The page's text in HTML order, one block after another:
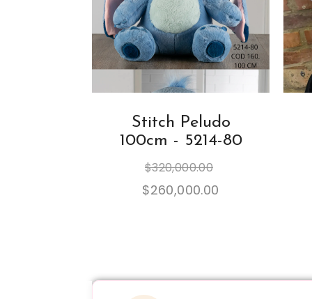
Stitch Peludo
100cm - 5214-80
$320,000.00
$260,000.00